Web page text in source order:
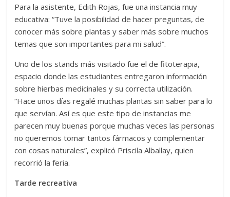
Para la asistente, Edith Rojas, fue una instancia muy
educativa: “Tuve la posibilidad de hacer preguntas, de
conocer más sobre plantas y saber más sobre muchos
temas que son importantes para mi salud”.
Uno de los stands más visitado fue el de fitoterapia,
espacio donde las estudiantes entregaron información
sobre hierbas medicinales y su correcta utilización.
“Hace unos días regalé muchas plantas sin saber para lo
que servían. Así es que este tipo de instancias me
parecen muy buenas porque muchas veces las personas
no queremos tomar tantos fármacos y complementar
con cosas naturales”, explicó Priscila Alballay, quien
recorrió la feria.
Tarde recreativa